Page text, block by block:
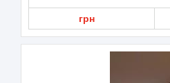
грн